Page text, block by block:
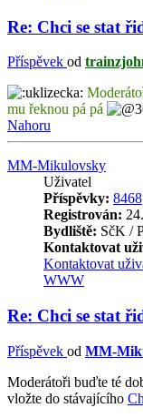
Re: Chci se stat
Příspěvek od
mu řeknou pá pá
Nahoru
MM-Mikulovsky
Uživatel
Příspěvky: 8468
Registrován:
Bydliště: SčK /
Kontaktovat
Kontaktovat
WWW
Re: Chci se stat
Příspěvek od MM-
Moderátoři buďte té
vložte do stávajícího